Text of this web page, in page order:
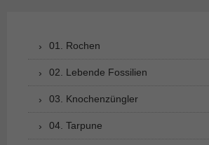
01. Rochen
02. Lebende Fossilien
03. Knochenzüngler
04. Tarpune